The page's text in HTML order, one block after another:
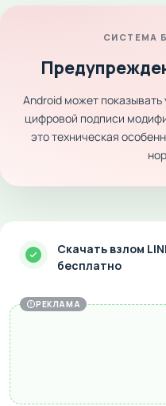
СИСТЕМА
Android может
цифровой подписи
это техническая
Скачать взлом
бесплатно
РЕКЛАМА